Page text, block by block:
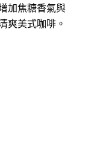
加焦糖香氣與
爽美式咖啡。